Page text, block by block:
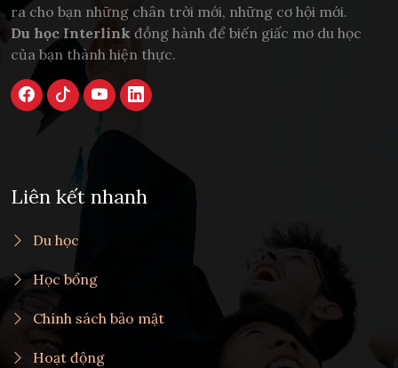
ra cho bạn những chân trời mới, những cơ hội mới.
Du học Interlink đồng hành để biến giấc mơ du học
của bạn thành hiện thực.
Liên kết nhanh
Du học
Học bổng
Chính sách bảo mật
Hoạt động